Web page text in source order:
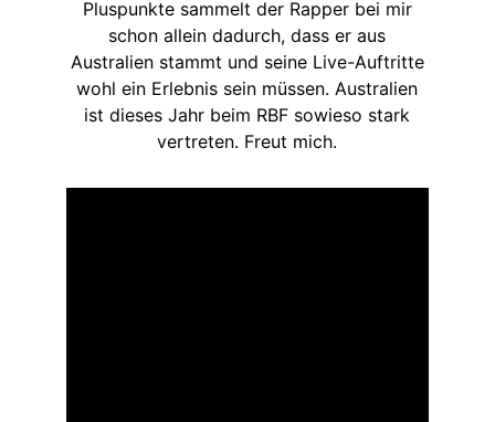
Pluspunkte sammelt der Rapper bei mir
schon allein dadurch, dass er aus
Australien stammt und seine Live-Auftritte
wohl ein Erlebnis sein müssen. Australien
ist dieses Jahr beim RBF sowieso stark
vertreten. Freut mich.